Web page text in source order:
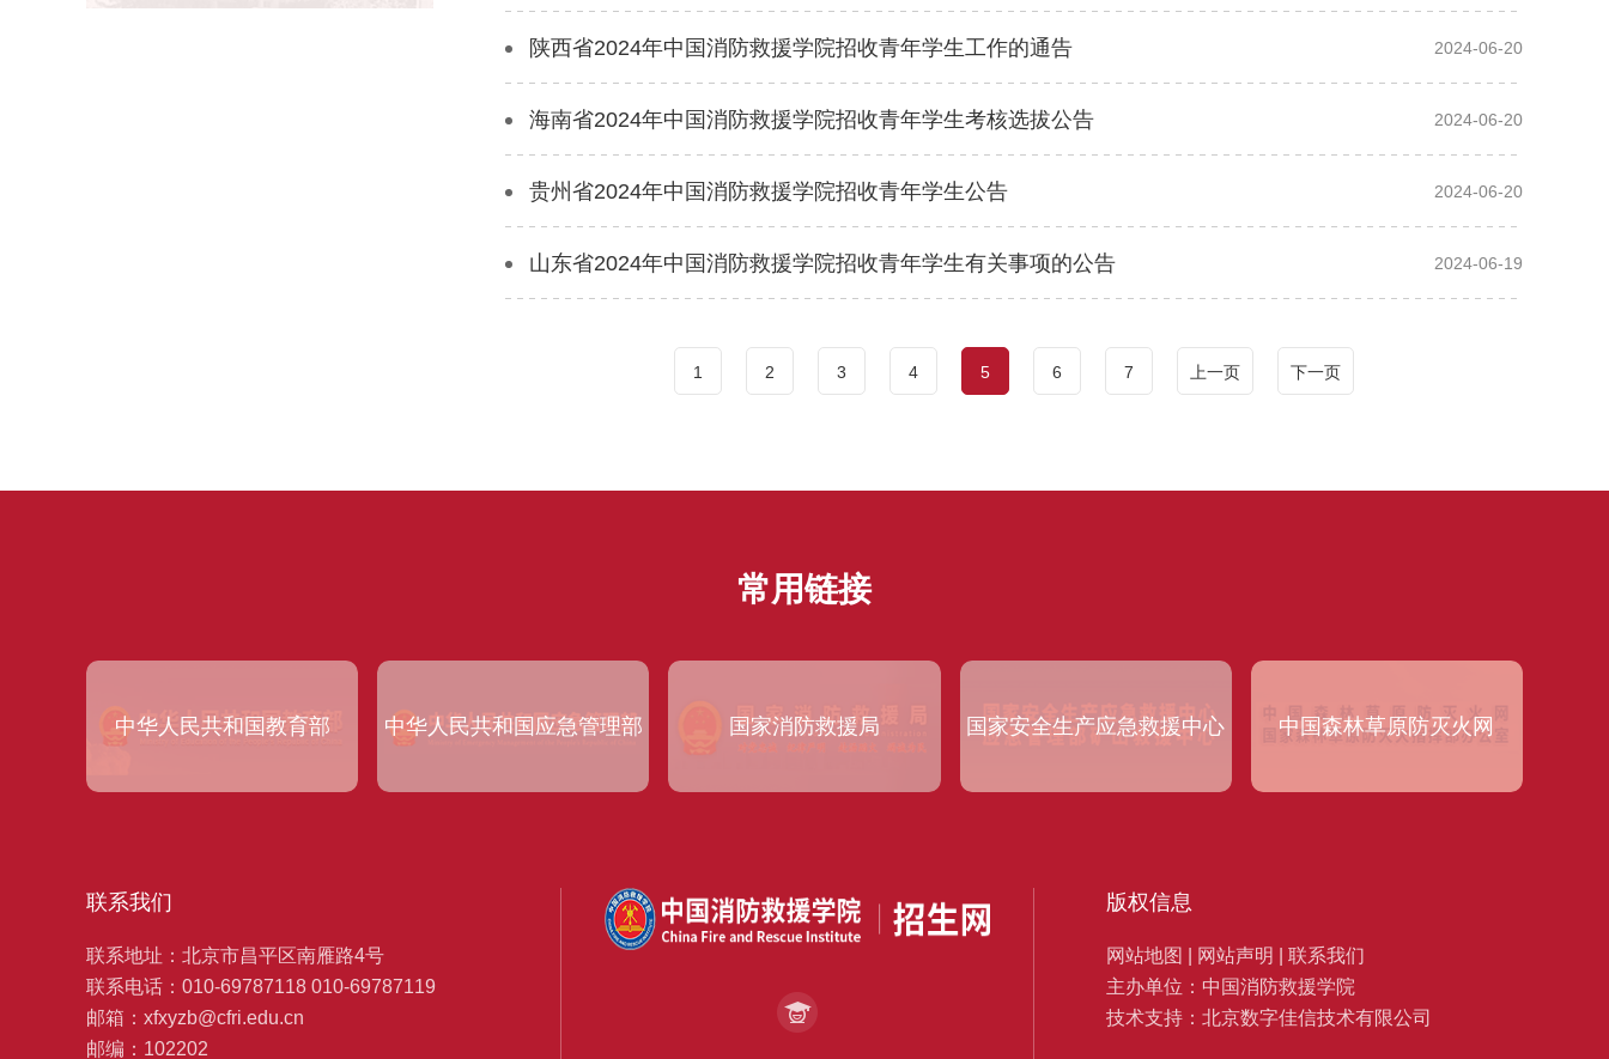
陕西省2024年中国消防救援学院招收青年学生工作的通告 2024-06-20
海南省2024年中国消防救援学院招收青年学生考核选拔公告 2024-06-20
贵州省2024年中国消防救援学院招收青年学生公告 2024-06-20
山东省2024年中国消防救援学院招收青年学生有关事项的公告 2024-06-19
1 2 3 4 5 6 7 上一页 下一页
常用链接
中华人民共和国教育部 中华人民共和国应急管理部 国家消防救援局 国家安全生产应急救援中心 中国森林草原防灭火网
联系我们
联系地址：北京市昌平区南雁路4号
联系电话：010-69787118 010-69787119
邮箱：xfxyzb@cfri.edu.cn
邮编：102202
版权信息
网站地图 网站声明
联系我们
主办单位：中国消防救援学院
技术支持：北京数字佳信技术有限公司